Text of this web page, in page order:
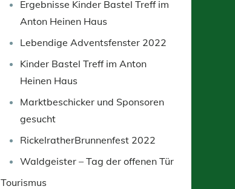
Ergebnisse Kinder Bastel Treff im
Anton Heinen Haus
Lebendige Adventsfenster 2022
Kinder Bastel Treff im Anton
Heinen Haus
Marktbeschicker und Sponsoren
gesucht
RickelratherBrunnenfest 2022
Waldgeister – Tag der offenen Tür
Tourismus